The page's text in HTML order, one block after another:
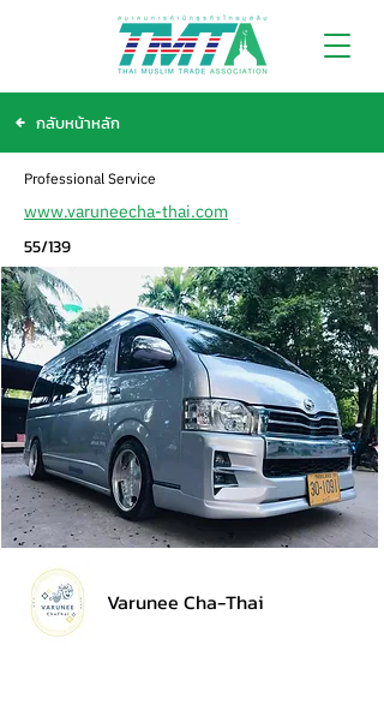
กลับหน้าหลัก
Professional Service
www.varuneecha-thai.com
55/139
Varunee Cha-Thai